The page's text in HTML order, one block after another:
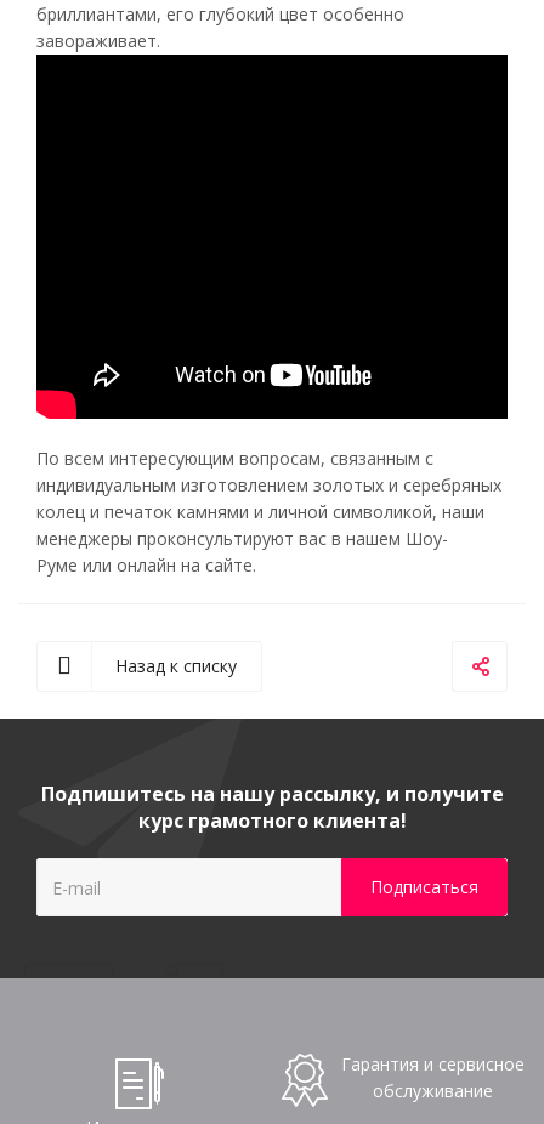
бриллиантами, его глубокий цвет особенно
завораживает.
По всем интересующим вопросам, связанным с
индивидуальным изготовлением золотых и серебряных
колец и печаток камнями и личной символикой, наши
менеджеры проконсультируют вас в нашем Шоу-
Руме или онлайн на сайте.
Назад к списку
Подпишитесь на нашу рассылку, и получите
курс грамотного клиента!
Гарантия и сервисное
обслуживание